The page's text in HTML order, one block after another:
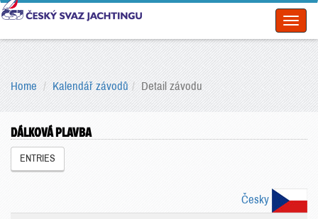
Home Kalendář závodů Detail závodu
DÁLKOVÁ PLAVBA
ENTRIES
Česky